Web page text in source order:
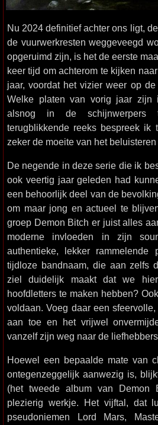
Nu 2024 definitief achter ons ligt,
de vuurwerkresten weggeveegd
opgeruimd zijn, is het de eerste
keer tijd om achterom te kijken
jaar, voordat het vizier weer op
Welke platen van vorig jaar zijn
alsnog in de
terugblikkende reeks bespreek
zeker de moeite van het
De negende in deze serie die ik
ook veertig jaar geleden had
een behoorlijk deel van de
om maar jong en actueel te
groep Demon Bitch er juist alles
moderne invloeden in zijn
authentieke, lekker rammelende
tijdloze bandnaam, die aan zelfs
ziel duidelijk maakt dat we
hoofdletters te maken hebben?
voldaan. Voeg daar een
aan toe en het vrijwel
vanzelf zijn weg naar de
Hoewel een bepaalde mate van
ontegenzeggelijk aanwezig is,
(het tweede album van Demon
plezierig werkje. Het vijftal, dat
pseudoniemen Lord Mars,